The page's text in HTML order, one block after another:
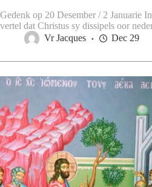
Gedenk op 20 Desember / 2 Januarie
vertel dat Christus sy dissipels oor
Vr Jacques
Dec 29